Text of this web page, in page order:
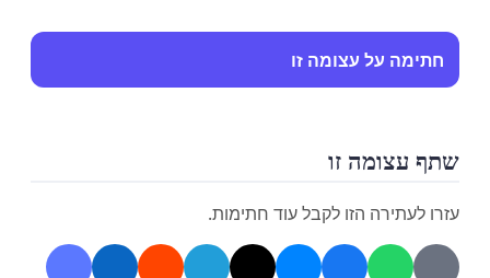
חתימה על עצומה זו
שתף עצומה זו
עזרו לעתירה הזו לקבל עוד חתימות.